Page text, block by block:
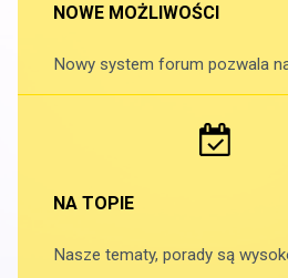
NOWE MOŻLIWOŚCI
Nowy system forum pozwala
NA TOPIE
Nasze tematy, porady są